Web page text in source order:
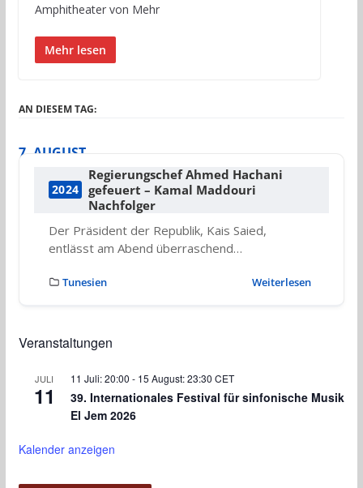
Amphitheater von Mehr
Mehr lesen
AN DIESEM TAG:
7. AUGUST
2024
Regierungschef Ahmed Hachani
gefeuert – Kamal Maddouri
Nachfolger
Der Präsident der Republik, Kais Saied,
entlässt am Abend überraschend…
Tunesien Weiterlesen
Veranstaltungen
JULI
11
11 Juli: 20:00 - 15 August: 23:30 CET
39. Internationales Festival für sinfonische Musik
El Jem 2026
Kalender anzeigen